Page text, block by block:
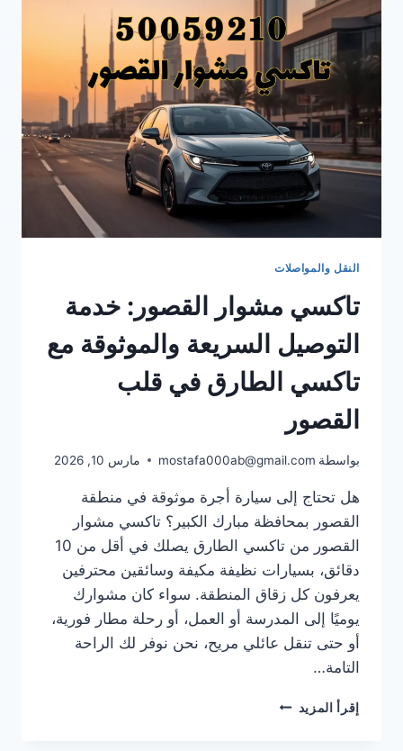
أجرة
موثوقة
في
الكويت
مع
تاكسي
الطارق
النقل والمواصلات
تاكسي مشوار القصور: خدمة
التوصيل السريعة والموثوقة مع
تاكسي الطارق في قلب
القصور
بواسطة mostafa000ab@gmail.com مارس 10, 2026
هل تحتاج إلى سيارة أجرة موثوقة في منطقة
القصور بمحافظة مبارك الكبير؟ تاكسي مشوار
القصور من تاكسي الطارق يصلك في أقل من 10
دقائق، بسيارات نظيفة مكيفة وسائقين محترفين
يعرفون كل زقاق المنطقة. سواء كان مشوارك
يوميًا إلى المدرسة أو العمل، أو رحلة مطار فورية،
أو حتى تنقل عائلي مريح، نحن نوفر لك الراحة
التامة…
إقرأ المزيد تاكسي